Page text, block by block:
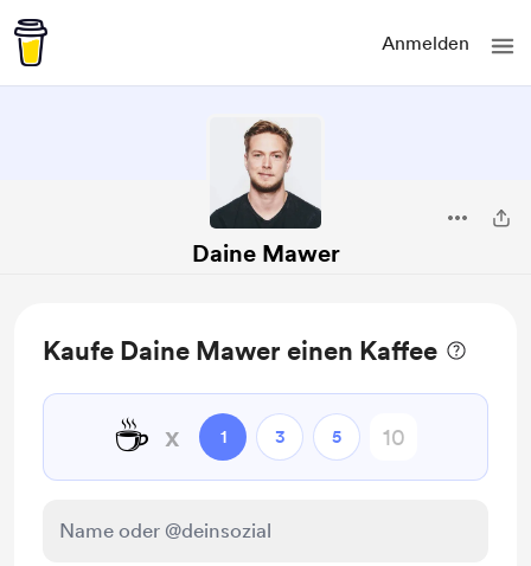
Anmelden
Daine Mawer
Kaufe Daine Mawer einen Kaffee
☕ x 1 3 5